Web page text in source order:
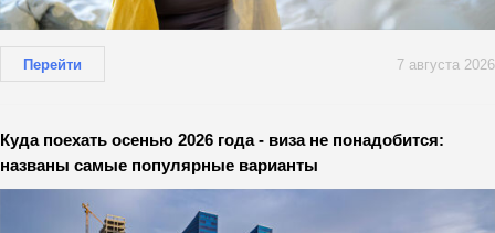
Перейти 7 августа 2026
Куда поехать осенью 2026 года - виза не понадобится:
названы самые популярные варианты